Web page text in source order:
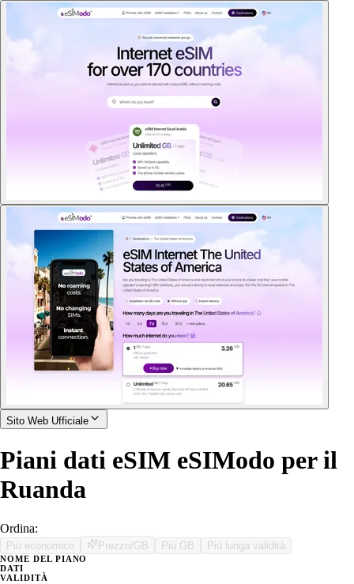
Sito Web Ufficiale
Piani dati eSIM eSIModo per il
Ruanda
Ordina:
Più economico Prezzo/GB Più GB Più lunga validità
NOME DEL PIANO
DATI
VALIDITÀ